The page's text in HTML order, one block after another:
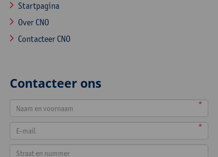
Startpagina
Over CNO
Contacteer CNO
Contacteer ons
*
*